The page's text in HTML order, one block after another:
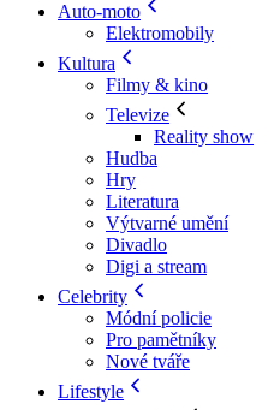
Auto-moto
Elektromobily
Kultura
Filmy & kino
Televize
Reality show
Hudba
Hry
Literatura
Výtvarné umění
Divadlo
Digi a stream
Celebrity
Módní policie
Pro pamětníky
Nové tváře
Lifestyle